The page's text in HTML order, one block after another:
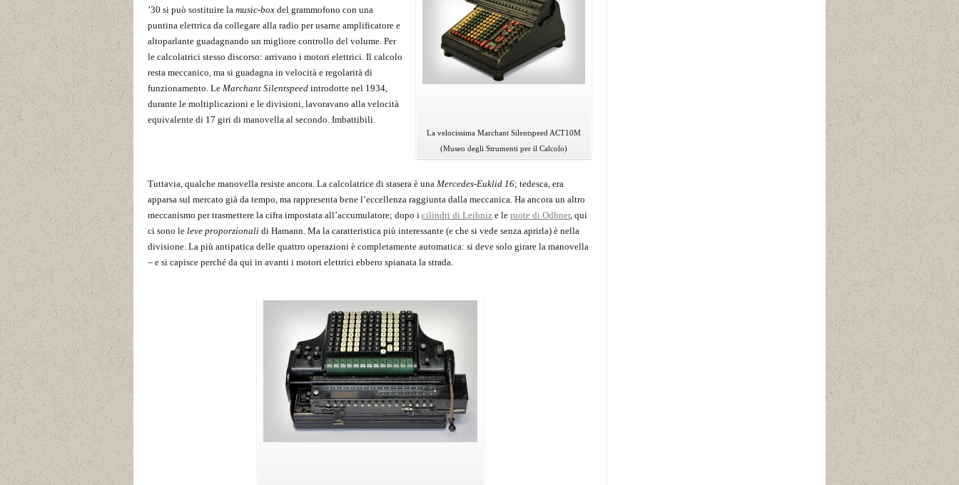
La velocissima Marchant Silentspeed ACT10M
(Museo degli Strumenti per il Calcolo)
’30 si può sostituire la music-box del grammofono con una
puntina elettrica da collegare alla radio per usarne amplificatore e
altoparlante guadagnando un migliore controllo del volume. Per
le calcolatrici stesso discorso: arrivano i motori elettrici. Il calcolo
resta meccanico, ma si guadagna in velocità e regolarità di
funzionamento. Le Marchant Silentspeed introdotte nel 1934,
durante le moltiplicazioni e le divisioni, lavoravano alla velocità
equivalente di 17 giri di manovella al secondo. Imbattibili.
Tuttavia, qualche manovella resiste ancora. La calcolatrice di stasera è una Mercedes-Euklid 16; tedesca, era
apparsa sul mercato già da tempo, ma rappresenta bene l’eccellenza raggiunta dalla meccanica. Ha ancora un altro
meccanismo per trasmettere la cifra impostata all’accumulatore; dopo i cilindri di Leibniz e le ruote di Odhner, qui
ci sono le leve proporzionali di Hamann. Ma la caratteristica più interessante (e che si vede senza aprirla) è nella
divisione. La più antipatica delle quattro operazioni è completamente automatica: si deve solo girare la manovella
– e si capisce perché da qui in avanti i motori elettrici ebbero spianata la strada.